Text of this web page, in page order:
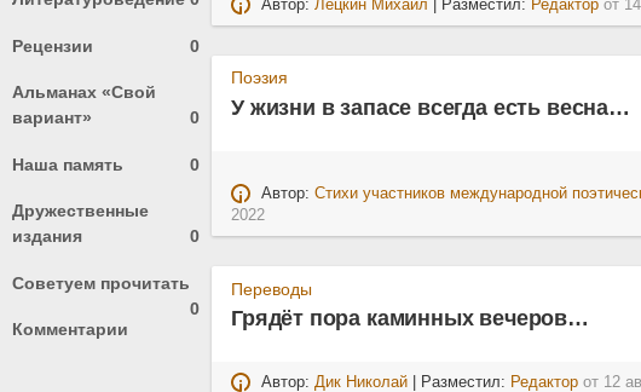
Рецензии 0
Альманах «Свой
вариант»
0
Наша память 0
Дружественные
издания
0
Советуем прочитать
0
Комментарии
Автор:Лецкин Михаил | Разместил: Редактор от
Поэзия
У жизни в запасе всегда есть весна…
Автор:Стихи участников международной
2022
Переводы
Грядёт пора каминных вечеров…
Автор:Дик Николай | Разместил: Редактор от 12